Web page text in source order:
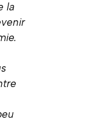
la